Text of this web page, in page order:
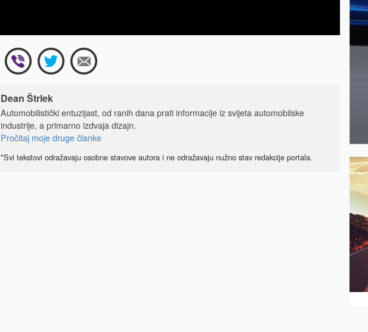
Dean Štrlek
Automobilistički entuzijast, od ranih dana prati informacije iz svijeta automobilske
industrije, a primarno izdvaja dizajn.
Pročitaj moje druge članke
*Svi tekstovi odražavaju osobne stavove autora i ne odražavaju nužno stav redakcije portala.